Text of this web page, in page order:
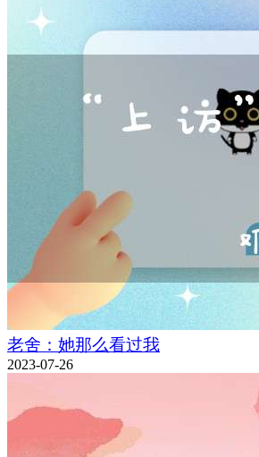
老舍：她那么看过我
2023-07-26